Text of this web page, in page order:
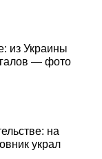
из Украины
выдворяют нелегалов — фото
на
украл